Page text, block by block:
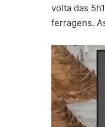
volta das
ferragens.